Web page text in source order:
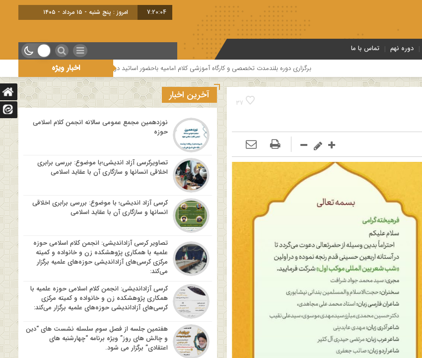
7:20:05 امروز : پنج شنبه - ۱۵ مرداد - ۱۴۰۵
دوره نهم تماس با ما
اخبار ویژه برگزاری دوره بلندمدت تخصصی و کارگاه آموزشی کلام امامیه باحضور اساتید درس خارج کلام و اساتید حوزه و دانشگاه هفتمین جلسه از فصل
37
آخرین اخبار
نوزدهمین مجمع عمومی سالانه انجمن کلام اسلامی
حوزه
تصاویرکرسی آزاد اندیشی؛با موضوع: بررسی برابری
اخلاقی انسانها و سازگاری آن با عقاید اسلامی
کرسی آزاد اندیشی؛ با موضوع: بررسی برابری اخلاقی
انسانها و سازگاری آن با عقاید اسلامی
تصاویر کرسی آزاداندیشی: انجمن کلام اسلامی حوزه
علمیه با همکاری پژوهشکده زن و خانواده و کمیته
مرکزی کرسی‌های آزاداندیشی حوزه‌های علمیه برگزار
می‌کند:
کرسی آزاداندیشی: انجمن کلام اسلامی حوزه علمیه با
همکاری پژوهشکده زن و خانواده و کمیته مرکزی
کرسی‌های آزاداندیشی حوزه‌های علمیه برگزار می‌کند:
هفتمین جلسه از فصل سوم سلسله نشست های “دین
و چالش های روز” ویژه برنامه “چهارشنبه های
اعتقادی” برگزار می شود.